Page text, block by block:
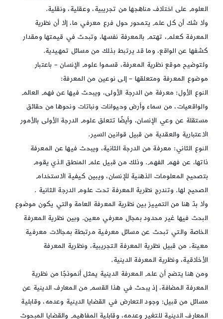
العلوم على اختلاف مناهجها من تجريبية، وعقلية، ونقلية.
ولا شك أن كل علم يتمحور حول فرع معرفي ما، إلا أن نظرية
المعرفة كعلم، تهتم بالمعرفة نفسها، وتبحث في قيمتها ومقدار
كشفها عن الواقع، وما قد يرتبط بذلك من مسائل تمهيدية.
ولتوضيح موقع نظرية المعرفة، قسموا علوم الإنسان – باعتبار
موضوع المعرفة ومتعلقها – إلى نوعين من المعرفة:
النوع الأول: معرفة من الدرجة الأولى، ويبحث فيها عن فهم العالم
والواقعيات، من سماء وأرض وحيوانات ونباتات ونحوها من حقائق
مستقلة عن وعي الإنسان، وأيضًا تتعلق علوم الدرجة الأولى بالأمور
الاعتبارية والعقدية من قبيل قوانين السير.
النوع الثاني: معرفة من الدرجة الثانية، ويبحث فيها عن المعرفة
ذاتها، عن فهم الفهم. وذلك من قبيل علم المنطق الذي يقوم
بتصحيح المعلومات الذهنية للإنسان، ويبين كيفية الاستخدام
الصحيح لها. وتندرج نظرية المعرفة تحت علوم الدرجة الثانية .
ولا بدّ هنا من التمييز بين نظرية المعرفة العامة والتي يكون موضوع
البحث فيها غير محدود بمجال معرفي معين. وبين نظرية المعرفة
الخاصة والتي تبحث عن مسائل معرفية مرتبطة بمجالات معرفية
معينة، من قبيل نظرية المعرفة التجريبية، ونظرية المعرفة
الأخلاقية، ونظرية المعرفة الدينية.
ومن هنا يتضح أن علم المعرفة الدينية يمثل أنموذجًا من نظرية
المعرفة المضافة، إذ يبحث في هذا القسم من المعارف الدينية عن
مسائل من قبيل: وجود التعارض في القضايا الدينية وعدمه، وقابلية
المعارف الدينية للتغير وعدمه، وقابلية المفاهيم والقضايا المبحوث